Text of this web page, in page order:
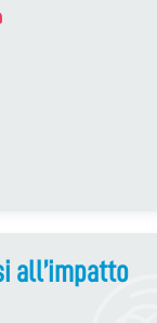
all’impatto